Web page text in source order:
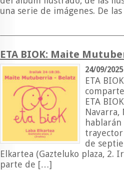
una serie de imágenes. De
ETA BIOK: Maite
24/09/2025
ETA
ETA
de
Elkartea (Gazteluko plaza, 2.
parte de […]